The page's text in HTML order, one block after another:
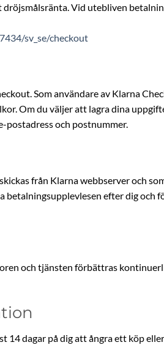
Vid utebliven
sv_se/checkout
Som användare av Klarna
Om du väljer att lagra dina
postadress och postnummer.
från Klarna webbserver och
betalningsupplevlesen efter dig och
och tjänsten förbättras
dagar på dig att ångra ett köp